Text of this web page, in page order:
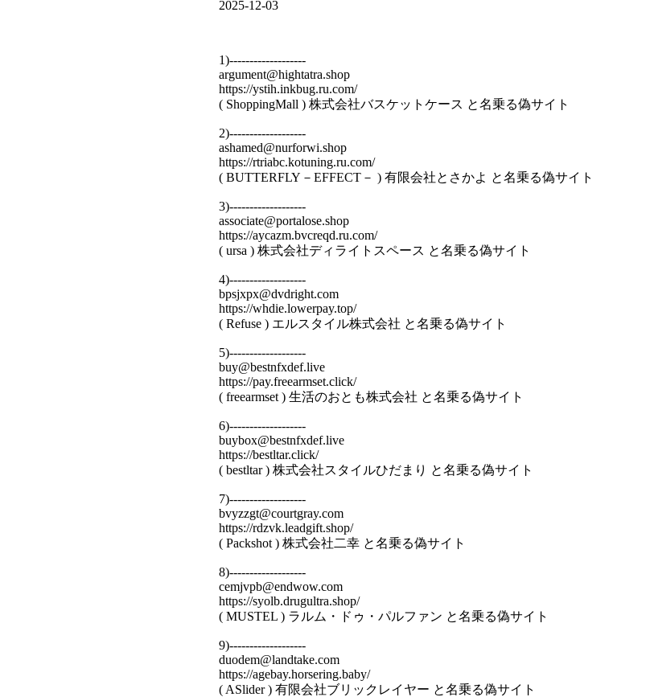
2025-12-03
1)-------------------
argument@hightatra.shop
https://ystih.inkbug.ru.com/
( ShoppingMall ) 株式会社バスケットケース と名乗る偽サイト
2)-------------------
ashamed@nurforwi.shop
https://rtriabc.kotuning.ru.com/
( BUTTERFLY－EFFECT－ ) 有限会社とさかよ と名乗る偽サイト
3)-------------------
associate@portalose.shop
https://aycazm.bvcreqd.ru.com/
( ursa ) 株式会社ディライトスペース と名乗る偽サイト
4)-------------------
bpsjxpx@dvdright.com
https://whdie.lowerpay.top/
( Refuse ) エルスタイル株式会社 と名乗る偽サイト
5)-------------------
buy@bestnfxdef.live
https://pay.freearmset.click/
( freearmset ) 生活のおとも株式会社 と名乗る偽サイト
6)-------------------
buybox@bestnfxdef.live
https://bestltar.click/
( bestltar ) 株式会社スタイルひだまり と名乗る偽サイト
7)-------------------
bvyzzgt@courtgray.com
https://rdzvk.leadgift.shop/
( Packshot ) 株式会社二幸 と名乗る偽サイト
8)-------------------
cemjvpb@endwow.com
https://syolb.drugultra.shop/
( MUSTEL ) ラルム・ドゥ・パルファン と名乗る偽サイト
9)-------------------
duodem@landtake.com
https://agebay.horsering.baby/
( ASlider ) 有限会社ブリックレイヤー と名乗る偽サイト